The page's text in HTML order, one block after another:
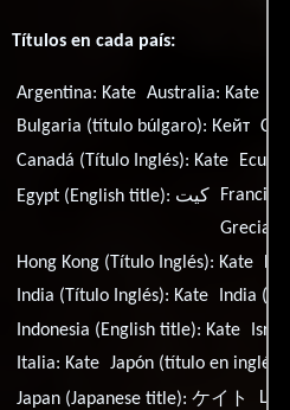
Títulos en cada país:
Argentina: Kate Australia: Kate
Bulgaria (título búlgaro): Кейт
Canadá (Título Inglés): Kate
Egypt (English title): كيت Francia:
Grecia:
Hong Kong (Título Inglés): Kate
India (Título Inglés): Kate India
Indonesia (English title): Kate
Italia: Kate Japón (título en inglés):
Japan (Japanese title):ケイト